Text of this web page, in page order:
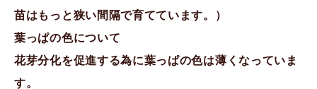
苗はもっと狭い間隔で育てています。）
葉っぱの色について
花芽分化を促進する為に葉っぱの色は薄くなっていま
す。